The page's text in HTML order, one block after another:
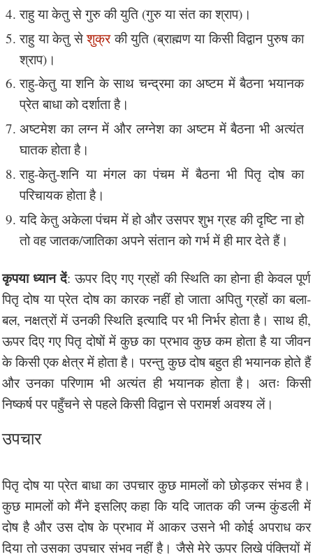
राहु या केतु से गुरु की युति (गुरु या संत का श्राप)।
राहु या केतु सेशुक्रकी युति (ब्राह्मण या किसी विद्वान पुरुष का
श्राप)।
राहु-केतु या शनि के साथ चन्द्रमा का अष्टम में बैठना भयानक
प्रेत बाधा को दर्शाता है।
अष्टमेश का लग्न में और लग्नेश का अष्टम में बैठना भी अत्यंत
घातक होता है।
राहु-केतु-शनि या मंगल का पंचम में बैठना भी पितृ दोष का
परिचायक होता है।
यदि केतु अकेला पंचम में हो और उसपर शुभ ग्रह की दृष्टि ना हो
तो वह जातक/जातिका अपने संतान को गर्भ में ही मार देते हैं।
कृपया ध्यान दें: ऊपर दिए गए ग्रहों की स्थिति का होना ही केवल पूर्ण
पितृ दोष या प्रेत दोष का कारक नहीं हो जाता अपितु ग्रहों का बला-
बल, नक्षत्रों में उनकी स्थिति इत्यादि पर भी निर्भर होता है। साथ ही,
ऊपर दिए गए पितृ दोषों में कुछ का प्रभाव कुछ कम होता है या जीवन
के किसी एक क्षेत्र में होता है। परन्तु कुछ दोष बहुत ही भयानक होते हैं
और उनका परिणाम भी अत्यंत ही भयानक होता है। अतः किसी
निष्कर्ष पर पहुँचने से पहले किसी विद्वान से परामर्श अवश्य लें।
उपचार
पितृ दोष या प्रेत बाधा का उपचार कुछ मामलों को छोड़कर संभव है।
कुछ मामलों को मैंने इसलिए कहा कि यदि जातक की जन्म कुंडली में
दोष है और उस दोष के प्रभाव में आकर उसने भी कोई अपराध कर
दिया तो उसका उपचार संभव नहीं है। जैसे मेरे ऊपर लिखे पंक्तियों में